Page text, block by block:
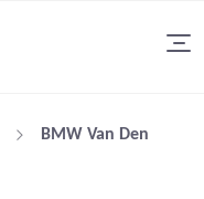
BMW Van Den